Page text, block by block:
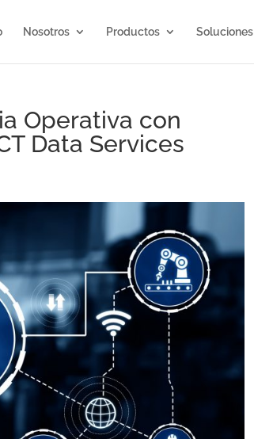
Nosotros Productos Soluciones
Operativa con
Data Services